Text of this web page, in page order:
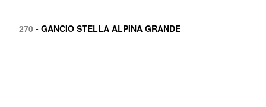
270- GANCIO STELLA ALPINA GRANDE